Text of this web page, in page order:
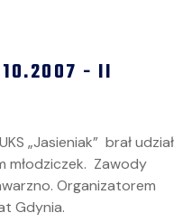
- II
„Jasieniak” brał udział
młodziczek. Zawody
Organizatorem
Gdynia.